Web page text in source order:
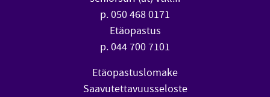
p. 050 468 0171
Etäopastus
p. 044 700 7101
Etäopastuslomake
Saavutettavuusseloste